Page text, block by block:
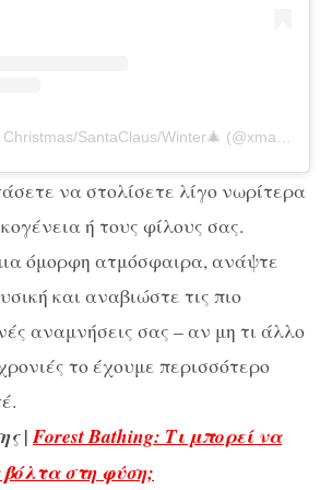
να στολίσετε λίγο νωρίτερα
ή τους φίλους σας.
όμορφη ατμόσφαιρα, ανάψτε
και αναβιώστε τις πιο
αναμνήσεις σας – αν μη τι άλλο
το έχουμε περισσότερο
|Forest Bathing: Τι μπορεί να
στη φύση;